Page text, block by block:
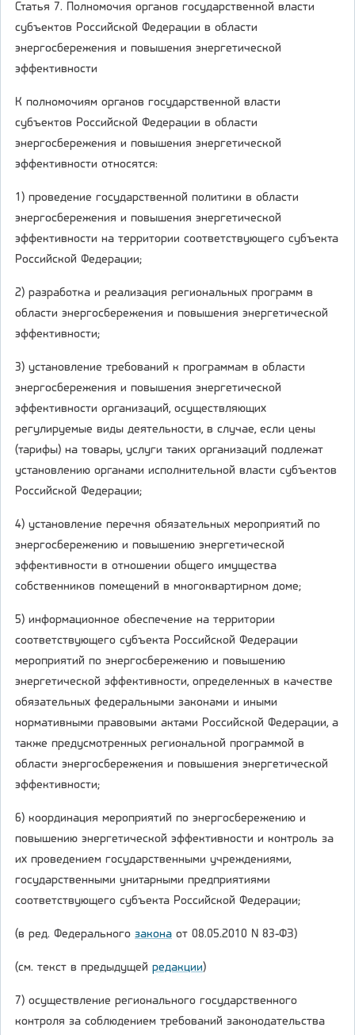
Статья 7. Полномочия органов государственной власти
субъектов Российской Федерации в области
энергосбережения и повышения энергетической
эффективности
К полномочиям органов государственной власти
субъектов Российской Федерации в области
энергосбережения и повышения энергетической
эффективности относятся:
1) проведение государственной политики в области
энергосбережения и повышения энергетической
эффективности на территории соответствующего субъекта
Российской Федерации;
2) разработка и реализация региональных программ в
области энергосбережения и повышения энергетической
эффективности;
3) установление требований к программам в области
энергосбережения и повышения энергетической
эффективности организаций, осуществляющих
регулируемые виды деятельности, в случае, если цены
(тарифы) на товары, услуги таких организаций подлежат
установлению органами исполнительной власти субъектов
Российской Федерации;
4) установление перечня обязательных мероприятий по
энергосбережению и повышению энергетической
эффективности в отношении общего имущества
собственников помещений в многоквартирном доме;
5) информационное обеспечение на территории
соответствующего субъекта Российской Федерации
мероприятий по энергосбережению и повышению
энергетической эффективности, определенных в качестве
обязательных федеральными законами и иными
нормативными правовыми актами Российской Федерации, а
также предусмотренных региональной программой в
области энергосбережения и повышения энергетической
эффективности;
6) координация мероприятий по энергосбережению и
повышению энергетической эффективности и контроль за
их проведением государственными учреждениями,
государственными унитарными предприятиями
соответствующего субъекта Российской Федерации;
(в ред. Федерального закона от 08.05.2010 N 83-ФЗ)
(см. текст в предыдущей редакции)
7) осуществление регионального государственного
контроля за соблюдением требований законодательства